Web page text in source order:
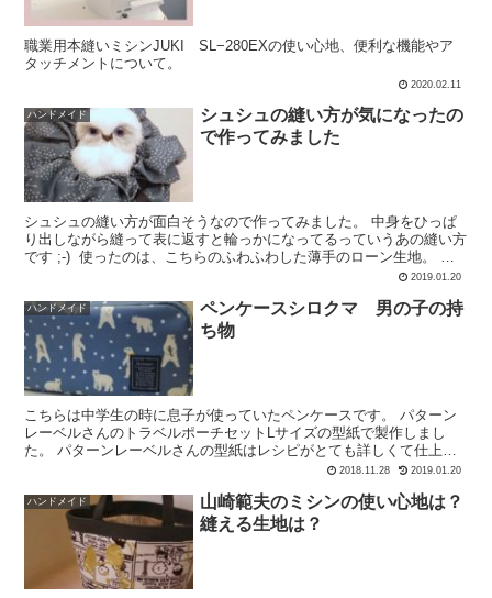
職業用本縫いミシンJUKI SL−280EXの使い心地、便利な機能やア
タッチメントについて。
2020.02.11
ハンドメイド
シュシュの縫い方が気になったの
で作ってみました
シュシュの縫い方が面白そうなので作ってみました。 中身をひっぱ
り出しながら縫って表に返すと輪っかになってるっていうあの縫い方
です ;-) 使ったのは、こちらのふわふわした薄手のローン生地。 落
2019.01.20
ハンドメイド
ペンケースシロクマ 男の子の持
ち物
こちらは中学生の時に息子が使っていたペンケースです。 パターン
レーベルさんのトラベルポーチセットLサイズの型紙で製作しまし
た。 パターンレーベルさんの型紙はレシピがとても詳しくて仕上が
りがスタイリッシュなので大好きです。 息子の入...2018.11.28 2019.01.20
ハンドメイド
山崎範夫のミシンの使い心地は？
縫える生地は？